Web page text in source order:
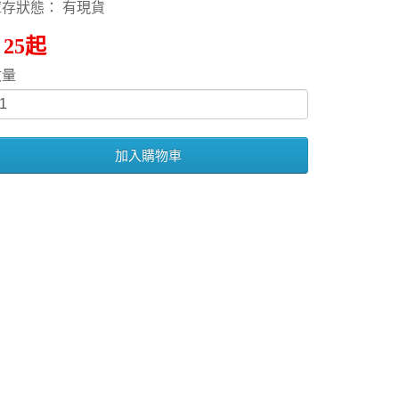
狀態： 有現貨
25起
加入購物車